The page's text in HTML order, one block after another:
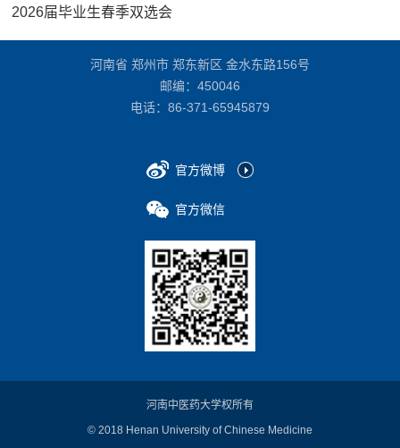
2026届毕业生春季双选会
河南省 郑州市 郑东新区 金水东路156号
邮编：450046
电话： 86-371-65945879
官方微博
官方微信
河南中医药大学权所有
© 2018 Henan University of Chinese Medicine